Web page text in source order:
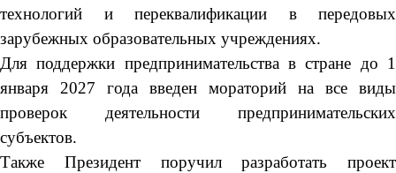
технологий и переквалификации в передовых
зарубежных образовательных учреждениях.
Для поддержки предпринимательства в стране до 1
января 2027 года введен мораторий на все виды
проверок деятельности предпринимательских
субъектов.
Также Президент поручил разработать проект